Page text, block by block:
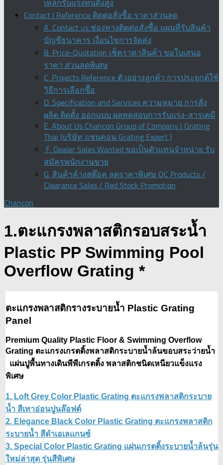
เหล็กรับแรงทนดึงสูง
Contact | Reference ติดต่อสั่งซื้อ ราคาส่วนลด
A. Contact us ช่องทางติดต่อสั่งซื้อ แผนที่รับสินค้า
บัญชีธนาคาร เงื่อนไขการจัดส่ง
B. Price-Quotation เช็คราคาสินค้า ขอใบเสนอ
ราคา ส่วนลดพิเศษ
C. Projects Reference ตัวอย่างลูกค้า การประยุกต์ใช้
วิธีการเลือกซื้อ
D. Specification and Services ความหมาย การสั่ง
ผลิต ติดตั้ง ออกแบบ ผลทดสอบการรับแรง-สารเคมี
E. About Us Chancon Group of Company | Grating
Thai (บริษัท แชนคอน Grating Expert )
F. Dealer Sales Wanted ขอเป็นตัวแทนจำหน่าย รับ
สมัครพนักงานขาย
G. สินค้าค้างสต๊อค ลดราคาพิเศษ QC Products /
Clearance Sales / Red Stock Promotion
Chancon
1.ตะแกรงพลาสติกรอบสระน้ำ
Plastic PP Swimming Pool
Overflow Grating *
ตะแกรงพลาสติกรางระบายน้ำ Plastic Grating
Panel
Premium Quality Plastic Floor & Swimming Overflow
Grating ตะแกรงเกรตติ้งพลาสติกระบายน้ำล้นขอบสระว่ายน้ำ
แผ่นปูพื้นทางเดินพีพีเกรตติ้ง พลาสติกชนิดเหนียวแข็งแรง
พิเศษ
1. Loft Grey Color Plastic Grating ตะแกรงพลาสติกระบาย
น้ำ สีเทาอ่อนปูนล๊อฟต์
2. Elegance Black Color Plastic Grating ตะแกรงพลาสติก
ระบายน้ำ สีดำเอเลแกนซ์
3. Special Color Plastic Grating แผ่นเกรตติ้งระบายน้ำล้นรุ่น
ใหม่ล่าสุด รุ่นสีพิเศษ